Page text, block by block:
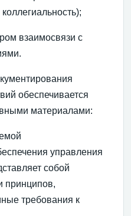
взаимосвязи с
обеспечивается
материалами:
управления
собой
принципов,
требования к